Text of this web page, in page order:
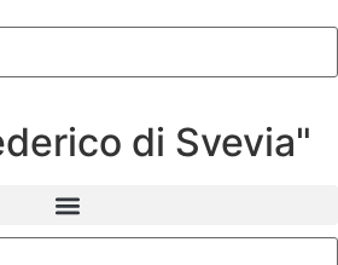
di Svevia"